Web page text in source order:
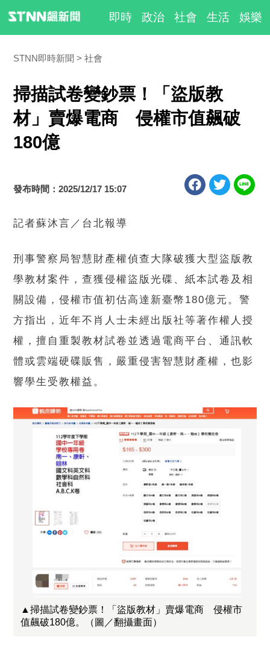
即時 政治 社會 生活 娛樂
STNN即時新聞 社會
掃描試卷變鈔票！「盜版教
材」賣爆電商 侵權市值飆破
180億
發布時間：2025/12/17 15:07
記者蘇沐言／台北報導
刑事警察局智慧財產權偵查大隊破獲大型盜版教
學教材案件，查獲侵權盜版光碟、紙本試卷及相
關設備，侵權市值初估高達新臺幣180億元。警
方指出，近年不肖人士未經出版社等著作權人授
權，擅自重製教材試卷並透過電商平台、通訊軟
體或雲端硬碟販售，嚴重侵害智慧財產權，也影
響學生受教權益。
▲掃描試卷變鈔票！「盜版教材」賣爆電商 侵權市
值飆破180億。（圖／翻攝畫面）